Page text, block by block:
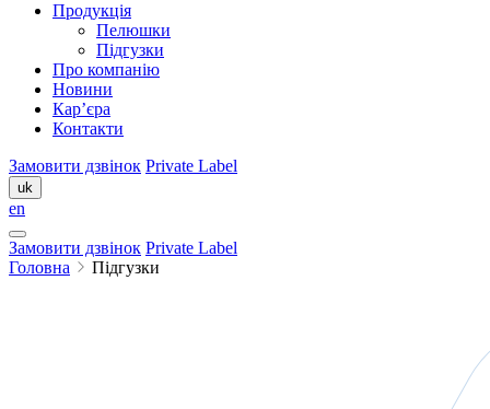
Продукція
Пелюшки
Підгузки
Про компанію
Новини
Кар’єра
Контакти
Замовити дзвінок Private Label
uk
en
Замовити дзвінок Private Label
Головна
Підгузки